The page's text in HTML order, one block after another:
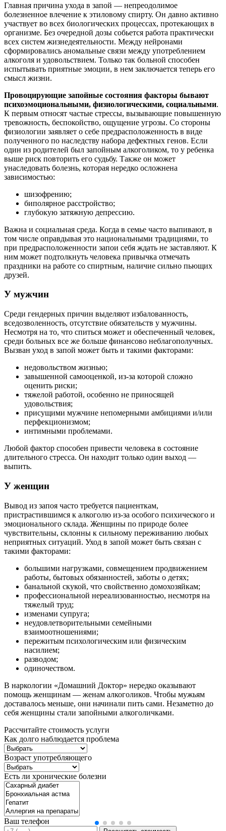
Главная причина ухода в запой — непреодолимое
болезненное влечение к этиловому спирту. Он давно активно
участвует во всех биологических процессах, протекающих в
организме. Без очередной дозы собьется работа практически
всех систем жизнедеятельности. Между нейронами
сформировались аномальные связи между употреблением
алкоголя и удовольствием. Только так больной способен
испытывать приятные эмоции, в нем заключается теперь его
смысл жизни.
Провоцирующие запойные состояния факторы бывают
психоэмоциональными, физиологическими, социальными.
К первым относят частые стрессы, вызывающие повышенную
тревожность, беспокойство, ощущение угрозы. Со стороны
физиологии заявляет о себе предрасположенность в виде
полученного по наследству набора дефектных генов. Если
один из родителей был запойным алкоголиком, то у ребенка
выше риск повторить его судьбу. Также он может
унаследовать болезнь, которая нередко осложнена
зависимостью:
шизофрению;
биполярное расстройство;
глубокую затяжную депрессию.
Важна и социальная среда. Когда в семье часто выпивают, в
том числе оправдывая это национальными традициями, то
при предрасположенности запои себя ждать не заставляют. К
ним может подтолкнуть человека привычка отмечать
праздники на работе со спиртным, наличие сильно пьющих
друзей.
У мужчин
Среди гендерных причин выделяют избалованность,
вседозволенность, отсутствие обязательств у мужчины.
Несмотря на то, что спиться может и обеспеченный человек,
среди больных все же больше финансово неблагополучных.
Вызван уход в запой может быть и такими факторами:
недовольством жизнью;
завышенной самооценкой, из-за которой сложно
оценить риски;
тяжелой работой, особенно не приносящей
удовольствия;
присущими мужчине непомерными амбициями и/или
перфекционизмом;
интимными проблемами.
Любой фактор способен привести человека в состояние
длительного стресса. Он находит только один выход —
выпить.
У женщин
Вывод из запоя часто требуется пациенткам,
пристрастившимся к алкоголю из-за особого психического и
эмоционального склада. Женщины по природе более
чувствительны, склонны к сильному переживанию любых
неприятных ситуаций. Уход в запой может быть связан с
такими факторами:
большими нагрузками, совмещением продвижением
работы, бытовых обязанностей, заботы о детях;
банальной скукой, что свойственно домохозяйкам;
профессиональной нереализованностью, несмотря на
тяжелый труд;
изменами супруга;
неудовлетворительными семейными
взаимоотношениями;
пережитым психологическим или физическим
насилием;
разводом;
одиночеством.
В наркологии «Домашний Доктор» нередко оказывают
помощь женщинам — женам алкоголиков. Чтобы мужьям
доставалось меньше, они начинали пить сами. Незаметно до
себя женщины стали запойными алкоголичками.
Рассчитайте стоимость услуги
Как долго наблюдается проблема
Возраст употребляющего
Есть ли хронические болезни
Ваш телефон